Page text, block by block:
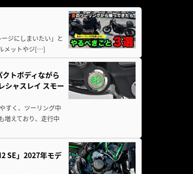
ジにしまいたい」と
メットやジ[…]
トボディながら
シャスレイ スモー
すく、ツーリング中
増えており、走行中
SE」2027年モデ